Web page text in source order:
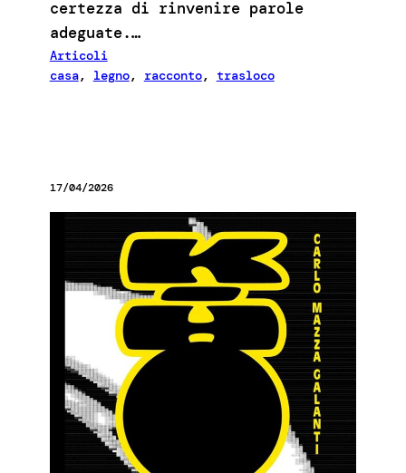
certezza di rinvenire parole
adeguate.…
Articoli
casa, legno, racconto, trasloco
17/04/2026